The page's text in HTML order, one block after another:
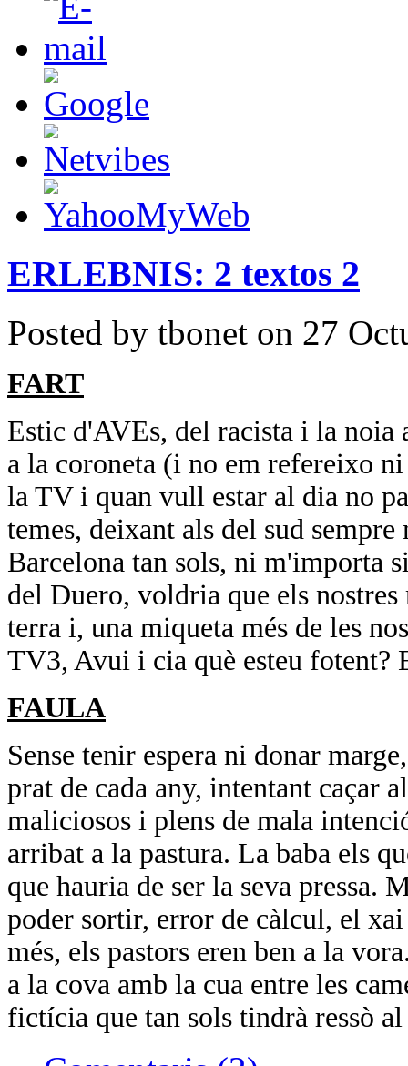
ERLEBNIS: 2 textos 2
Posted by tbonet on 27
FART
Estic d'AVEs, del racista i la noia
a la coroneta (i no em refereixo
la TV i quan vull estar al dia no
temes, deixant als del sud
Barcelona tan sols, ni m'importa
del Duero, voldria que els
terra i, una miqueta més de les
TV3, Avui i cia què esteu fotent?
FAULA
Sense tenir espera ni donar
prat de cada any, intentant caçar
maliciosos i plens de mala
arribat a la pastura. La baba els
que hauria de ser la seva pressa.
poder sortir, error de càlcul, el
més, els pastors eren ben a la
a la cova amb la cua entre les
fictícia que tan sols tindrà ressò